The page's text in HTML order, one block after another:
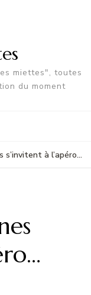
miettes", toutes
du moment
s’invitent à l’apéro…